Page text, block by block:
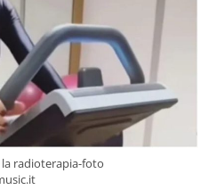
la radioterapia-foto